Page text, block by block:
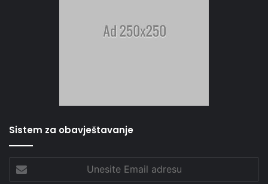
Sistem za obavještavanje
Unesite
Email